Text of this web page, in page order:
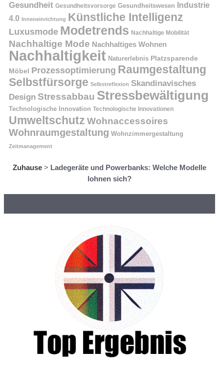
Gesundheit Gesundheitsvorsorge Gesundheitswesen
Industrie
4.0
Inneneinrichtung Künstliche Intelligenz
Luxusmode Modetrends Nachhaltige Mobilität
Nachhaltige Mode Nachhaltiges Wohnen
Nachhaltigkeit Naturerlebnis Platzsparende
Möbel Prozessoptimierung Raumgestaltung
Selbstfürsorge Selbstreflexion Skandinavisches
Design Stressabbau Stressbewältigung
Technologische Innovation Technologische Innovationen
Umweltschutz Wohnaccessoires
Wohnraumgestaltung Wohnzimmergestaltung
Zeitmanagement
Zuhause > Ladegeräte und Powerbanks: Welche Modelle
lohnen sich?